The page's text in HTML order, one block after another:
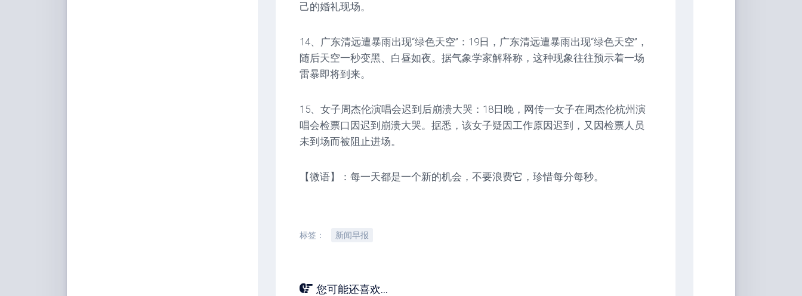
己的婚礼现场。
14、广东清远遭暴雨出现“绿色天空”：19日，广东清远遭暴雨出现“绿色天空”，
随后天空一秒变黑、白昼如夜。据气象学家解释称，这种现象往往预示着一场
雷暴即将到来。
15、女子周杰伦演唱会迟到后崩溃大哭：18日晚，网传一女子在周杰伦杭州演
唱会检票口因迟到崩溃大哭。据悉，该女子疑因工作原因迟到，又因检票人员
未到场而被阻止进场。
【微语】：每一天都是一个新的机会，不要浪费它，珍惜每分每秒。
标签： 新闻早报
您可能还喜欢...